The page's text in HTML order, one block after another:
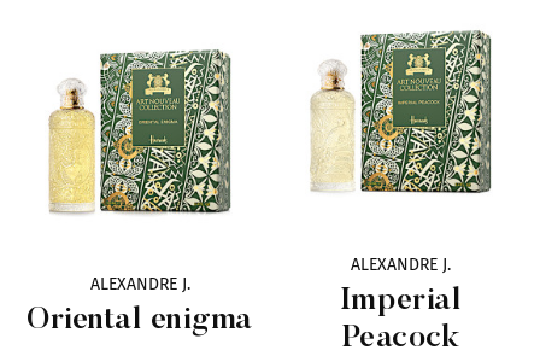
Choix 6
Ciro 6
CnR Create 36
Costume National
ALEXANDRE J.
Oriental enigma
ALEXANDRE J.
Imperial
Peacock